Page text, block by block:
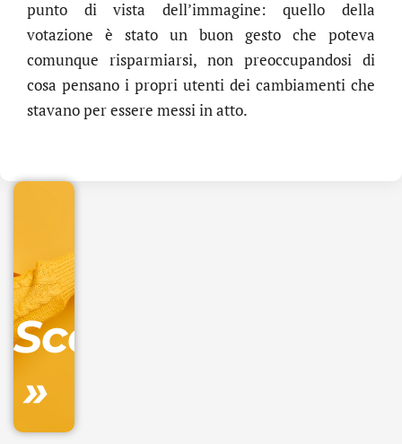
punto di vista dell’immagine: quello della
votazione è stato un buon gesto che poteva
comunque risparmiarsi, non preoccupandosi di
cosa pensano i propri utenti dei cambiamenti che
stavano per essere messi in atto.
Scopri
»
.online